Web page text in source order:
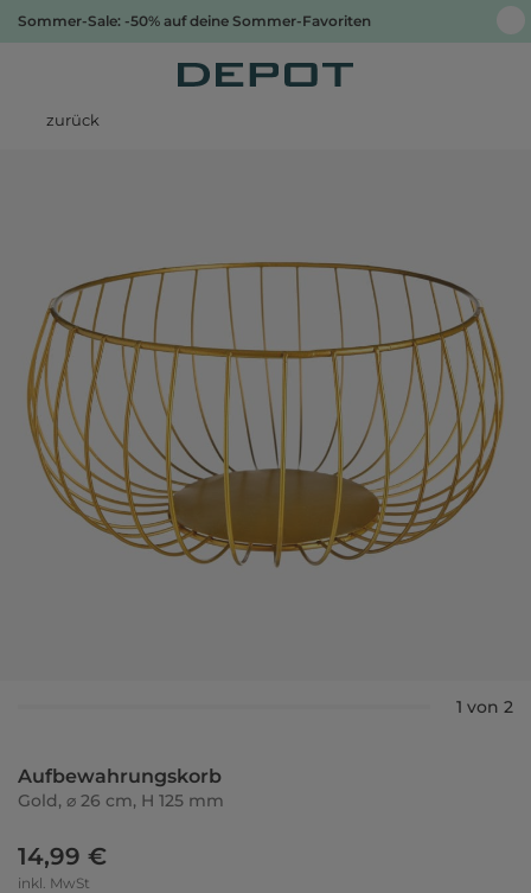
Sommer-Sale: -50% auf deine Sommer-Favoriten
zurück
1 von 2
Aufbewahrungskorb
Gold, ⌀ 26 cm, H 125 mm
14,99 €
inkl. MwSt